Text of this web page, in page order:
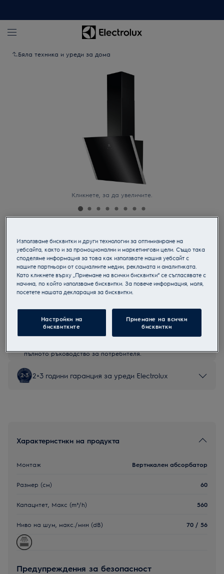
Бяла техника и уреди за дома
Кликнете, за да увеличите.
Черен абсорбатор
Продуктов информационен лист
Инструкциите за безопасност и предупрежденията за
изброени в глава 1 и 2 на ръководството за потребителя.
пълното ръководство за потребителя.
2+3 години гаранция за уреди Electrolux
Характеристики на продукта
Монтаж Вертикален абсорбатор
Размер (см) 60
Капацитет, Макс (m³/h) 560
Ниво на шум, макс./мин (dB) 70 / 56
Предупреждения за безопасност
Използваме бисквитки и други технологии за оптимизиране на
уебсайта, както и за промоционални и маркетингови цели. Също така
споделяме информация за това как използвате нашия уебсайт с
нашите партньори от социалните медии, рекламата и аналитиката.
Като кликнете върху „Приемане на всички бисквитки“ се съгласявате с
начина, по който използваме бисквитки. За повече информация, моля,
посетете нашата декларация за бисквитки.
Настройки на
бисквитките
Приемане на всички
бисквитки